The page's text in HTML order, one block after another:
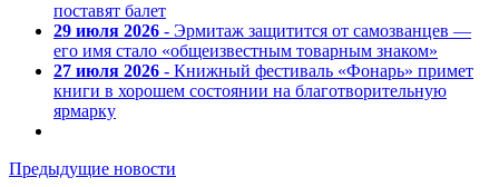
поставят балет
29 июля 2026 - Эрмитаж защитится от самозванцев —
его имя стало «общеизвестным товарным знаком»
27 июля 2026 - Книжный фестиваль «Фонарь» примет
книги в хорошем состоянии на благотворительную
ярмарку
Предыдущие новости